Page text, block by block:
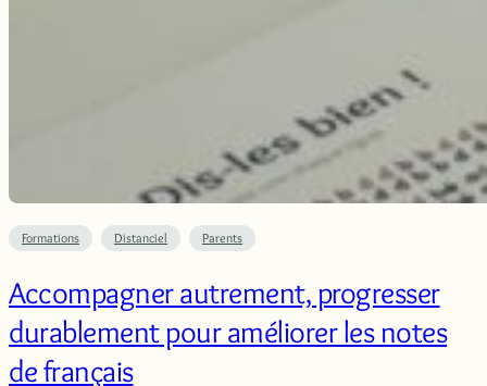
Formations Distanciel Parents
Accompagner autrement, progresser
durablement pour améliorer les notes
de français